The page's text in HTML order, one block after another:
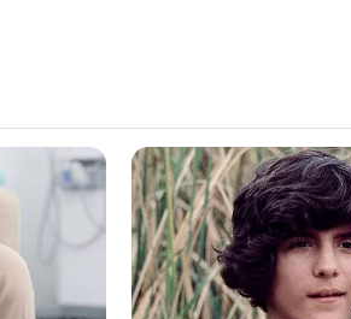
10 Desain Kanopi
Tidur, Serasa
Kamar Raja